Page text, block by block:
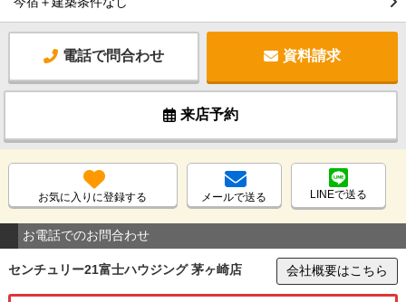
電話で問合わせ 資料請求
来店予約
お気に入りに登録する メールで送る LINEで送る
お電話でのお問合わせ
センチュリー21富士ハウジング 茅ヶ崎店 会社概要はこちら